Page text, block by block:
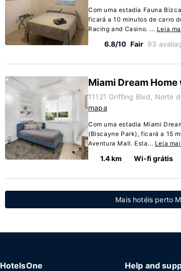
Com uma estadia Fauna
ficará a 10 minutos de carro
Racing and Casino. ... Leia
6.8/10 Fair 93
Miami Dream Home
11121 Griffing Blvd, Norte
mapa
Com uma estadia Miami
(Biscayne Park), ficará a 15
Aventura Mall. Esta... Leia
1.4 km Wi-fi grátis
Mais hotéis perto
HotelsOne Help and